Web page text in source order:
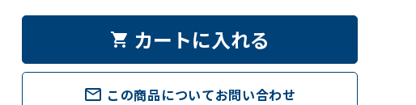
shopping_cart カートに入れる
mail_outline この商品についてお問い合わせ